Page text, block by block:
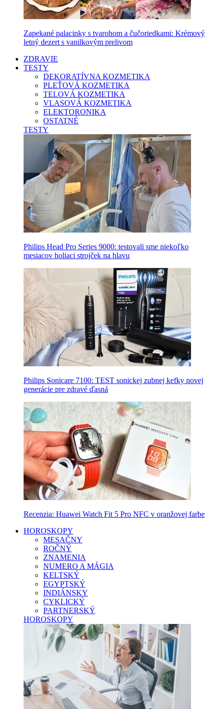
Zapekané palacinky s tvarohom a čučoriedkami: Krémový
letný dezert s vanilkovým prelivom
ZDRAVIE
TESTY
DEKORATÍVNA KOZMETIKA
PLEŤOVÁ KOZMETIKA
TELOVÁ KOZMETIKA
VLASOVÁ KOZMETIKA
ELEKTORONIKA
OSTATNÉ
TESTY
Philips Head Pro Series 9000: testovali sme niekoľko
mesiacov holiaci strojček na hlavu
Philips Sonicare 7100: TEST sonickej zubnej kefky novej
generácie pre zdravé ďasná
Recenzia: Huawei Watch Fit 5 Pro NFC v oranžovej farbe
HOROSKOPY
MESAČNY
ROČNÝ
ZNAMENIA
NUMERO A MÁGIA
KELTSKÝ
EGYPTSKÝ
INDIÁNSKY
CYKLICKÝ
PARTNERSKÝ
HOROSKOPY